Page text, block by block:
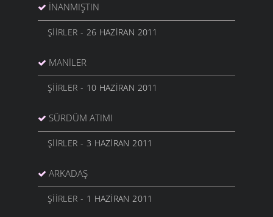
İNANMIŞTIN
ŞIIRLER - 26 HAZIRAN 2011
MANILER
ŞIIRLER - 10 HAZIRAN 2011
SÜRDÜM ATIMI
ŞIIRLER - 3 HAZIRAN 2011
ARKADAŞ
ŞIIRLER - 1 HAZIRAN 2011